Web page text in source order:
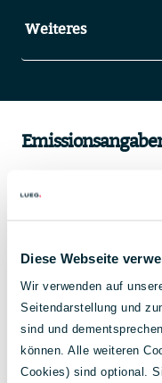
Diese Webseite
Wir verwenden auf
Seitendarstellung und
sind und
können. Alle weiteren
Cookies) sind optional.
Weiteres